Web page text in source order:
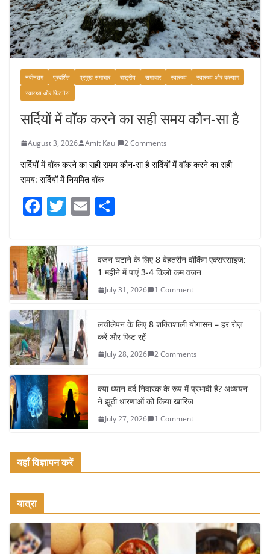
नवीनतम प्रदर्शित प्रमुख समाचार राष्ट्रीय समाचार स्वास्थ्य
स्वास्थ्य और कल्याण
स्वास्थ्य और फिटनेस
सर्दियों में वॉक करने का सही समय कौन-सा है
August 3, 2026 Amit Kaul 2 Comments
सर्दियों में वॉक करने का सही समय कौन-सा है सर्दियों में वॉक करने का सही
समय: सर्दियों में नियमित वॉक
F
c
e
b
o
o
k
T
itt
er
E
e
वजन घटाने के लिए 8 बेहतरीन वॉकिंग एक्सरसाइज:
1 महीने में पाएं 3-4 किलो कम वजन
July 31, 2026 1 Comment
लचीलेपन के लिए 8 शक्तिशाली योगासन – हर रोज़
करें और फिट रहें
July 28, 2026 2 Comments
क्या ध्यान दर्द निवारक के रूप में प्रभावी है? अध्ययन
ने झूठी धारणाओं को किया खारिज
July 27, 2026 1 Comment
यहाँ विज्ञापन करें
यात्रा